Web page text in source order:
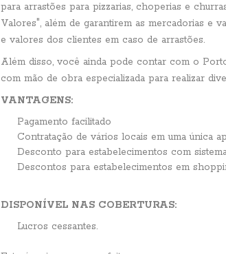
para arrastões para pizzarias, choperias e
Valores", além de garantirem as mercadorias e
e valores dos clientes em caso de arrastões.
Além disso, você ainda pode contar com o
com mão de obra especializada para realizar
VANTAGENS:
Pagamento facilitado
Contratação de vários locais em uma única
Desconto para estabelecimentos com
Descontos para estabelecimentos em
DISPONÍVEL NAS COBERTURAS:
Lucros cessantes.